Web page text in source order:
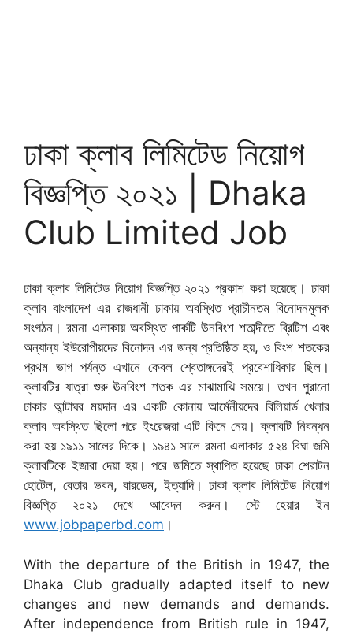
ঢাকা ক্লাব লিমিটেড নিয়োগ
বিজ্ঞপ্তি ২০২১ | Dhaka
Club Limited Job
ঢাকা ক্লাব লিমিটেড নিয়োগ বিজ্ঞপ্তি ২০২১ প্রকাশ করা হয়েছে। ঢাকা
ক্লাব বাংলাদেশ এর রাজধানী ঢাকায় অবস্থিত প্রাচীনতম বিনোদনমূলক
সংগঠন। রমনা এলাকায় অবস্থিত পার্কটি ঊনবিংশ শতাব্দীতে ব্রিটিশ এবং
অন্যান্য ইউরোপীয়দের বিনোদন এর জন্য প্রতিষ্ঠিত হয়, ও বিংশ শতকের
প্রথম ভাগ পর্যন্ত এখানে কেবল শ্বেতাঙ্গদেরই প্রবেশাধিকার ছিল।
ক্লাবটির যাত্রা শুরু ঊনবিংশ শতক এর মাঝামাঝি সময়ে। তখন পুরানো
ঢাকার আন্টাঘর ময়দান এর একটি কোনায় আর্মেনীয়দের বিলিয়ার্ড খেলার
ক্লাব অবস্থিত ছিলো পরে ইংরেজরা এটি কিনে নেয়। ক্লাবটি নিবন্ধন
করা হয় ১৯১১ সালের দিকে। ১৯৪১ সালে রমনা এলাকার ৫২৪ বিঘা জমি
ক্লাবটিকে ইজারা দেয়া হয়। পরে জমিতে স্থাপিত হয়েছে ঢাকা শেরাটন
হোটেল, বেতার ভবন, বারডেম, ইত্যাদি। ঢাকা ক্লাব লিমিটেড নিয়োগ
বিজ্ঞপ্তি ২০২১ দেখে আবেদন করুন। স্টে হেয়ার ইন
www.jobpaperbd.com ।
With the departure of the British in 1947, the
Dhaka Club gradually adapted itself to new
changes and new demands and demands.
After independence from British rule in 1947,